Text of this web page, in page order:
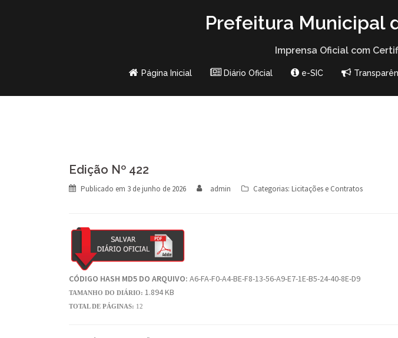
Prefeitura Municipal
Imprensa Oficial com
Página Inicial Diário Oficial e-SIC
Edição Nº 422
Publicado em 3 de junho de 2026 admin Categorias: Licitações e Contratos
CÓDIGO HASH MD5 DO ARQUIVO: A6-FA-F0-A4-BE-F8-13-56-A9-E7-1E-B5-24-40-8E-D9
TAMANHO DO DIÁRIO: 1.894 KB
TOTAL DE PÁGINAS: 12